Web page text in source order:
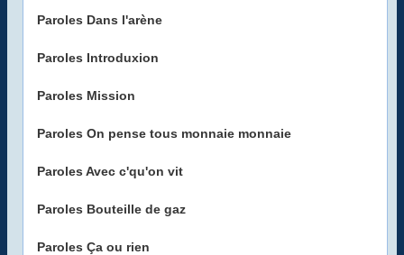
Paroles Dans l'arène
Paroles Introduxion
Paroles Mission
Paroles On pense tous monnaie monnaie
Paroles Avec c'qu'on vit
Paroles Bouteille de gaz
Paroles Ça ou rien